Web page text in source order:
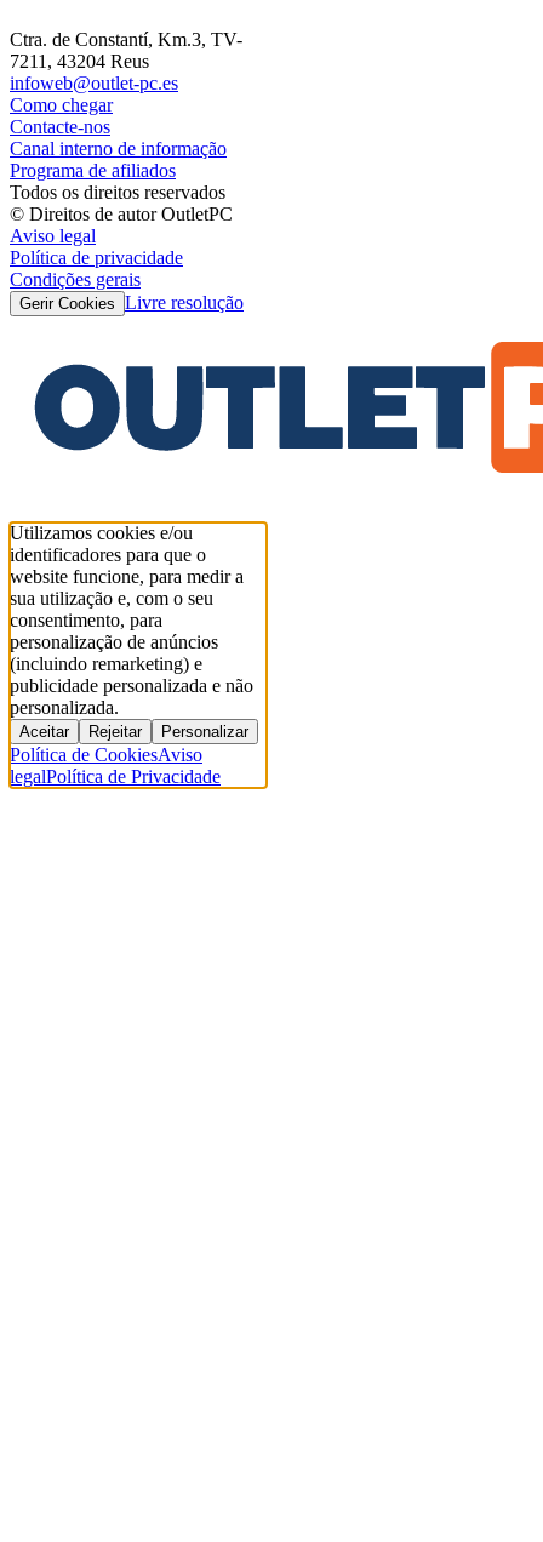
Ctra. de Constantí, Km.3, TV-
7211, 43204 Reus
infoweb@outlet-pc.es
Como chegar
Contacte-nos
Canal interno de informação
Programa de afiliados
Todos os direitos reservados
© Direitos de autor OutletPC
Aviso legal
Política de privacidade
Condições gerais
Gerir Cookies Livre resolução
Utilizamos cookies e/ou
identificadores para que o
website funcione, para medir a
sua utilização e, com o seu
consentimento, para
personalização de anúncios
(incluindo remarketing) e
publicidade personalizada e não
personalizada.
Aceitar Rejeitar Personalizar
Política de CookiesAviso
legalPolítica de Privacidade